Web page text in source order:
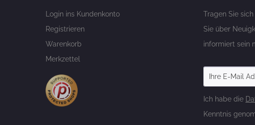
Login ins Kundenkonto
Registrieren
Warenkorb
Merkzettel
Tragen Sie
Sie über
informiert sein
Ich habe die
Kenntnis